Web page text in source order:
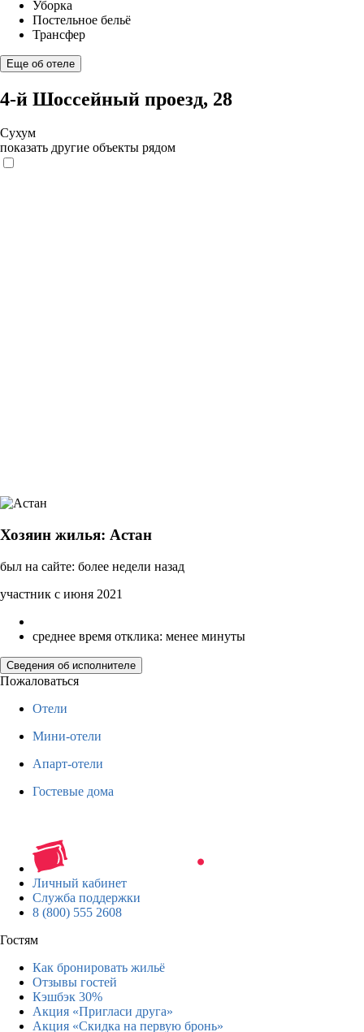
Уборка
Постельное бельё
Трансфер
Еще об отеле
4-й Шоссейный проезд, 28
Сухум
показать другие объекты рядом
Хозяин жилья: Астан
был на сайте: более недели назад
участник с июня 2021
среднее время отклика: менее минуты
Сведения об исполнителе
Пожаловаться
Отели
Мини-отели
Апарт-отели
Гостевые дома
Личный кабинет
Служба поддержки
8 (800) 555 2608
Гостям
Как бронировать жильё
Отзывы гостей
Кэшбэк 30%
Акция «Пригласи друга»
Акция «Скидка на первую бронь»